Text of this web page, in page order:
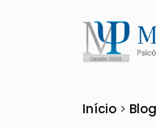
12 Início > Blog